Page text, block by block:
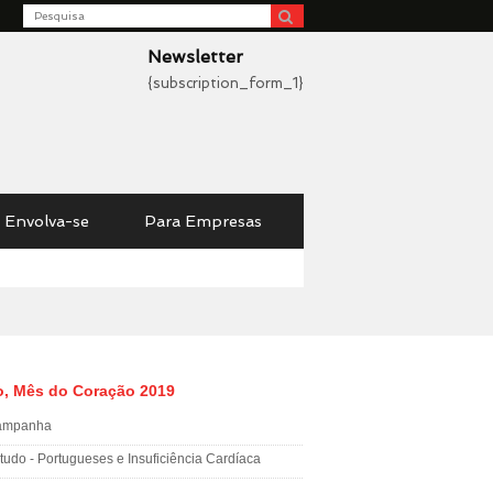
Search
Newsletter
{subscription_form_1}
Envolva-se Para Empresas
Mês do Coração 2019
- Portugueses e Insuficiência Cardíaca